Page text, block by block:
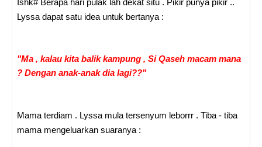
Ishk# Berapa hari pulak lah dekat situ . Pikir punya pikir ..
Lyssa dapat satu idea untuk bertanya :
"Ma , kalau kita balik kampung , Si Qaseh macam mana
? Dengan anak-anak dia lagi??"
Mama terdiam . Lyssa mula tersenyum leborrr . Tiba - tiba
mama mengeluarkan suaranya :